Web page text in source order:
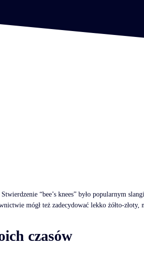
“bee’s knees” było popularnym
mógł też zadecydować lekko żółto-złoty,
czasów